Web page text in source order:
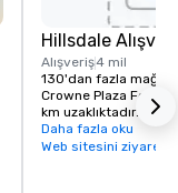
Hillsdale
Alışveriş4 mil
130'dan fazla
Crowne Plaza
km uzaklıktadır.
Hilldales Alışveriş
ücretsiz çift yönlü
Daha fazla oku
Web sitesini ziyaret